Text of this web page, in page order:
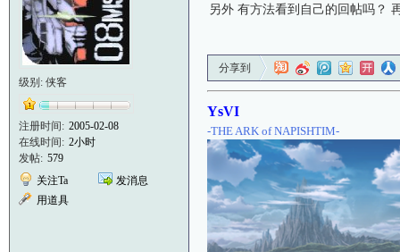
级别: 侠客
注册时间: 2005-02-08
在线时间: 2小时
发帖: 579
关注Ta
发消息
用道具
另外 有方法看到自己的回帖吗？
分享到
YsVI
-THE ARK of NAPISHTIM-